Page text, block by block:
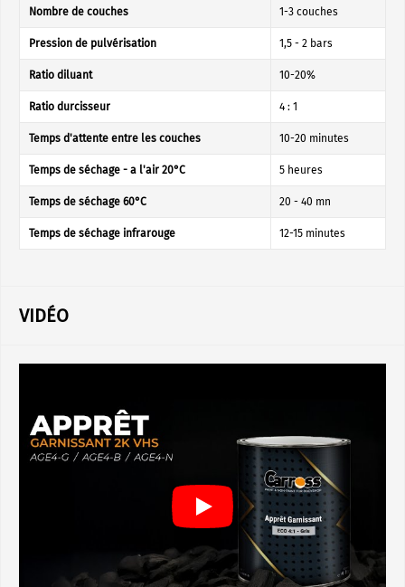
Nombre de couches 1-3 couches
Pression de pulvérisation 1,5 - 2 bars
Ratio diluant 10-20%
Ratio durcisseur 4 : 1
Temps d'attente entre les couches 10-20 minutes
Temps de séchage - a l'air 20°C 5 heures
Temps de séchage 60°C 20 - 40 mn
Temps de séchage infrarouge 12-15 minutes
VIDÉO